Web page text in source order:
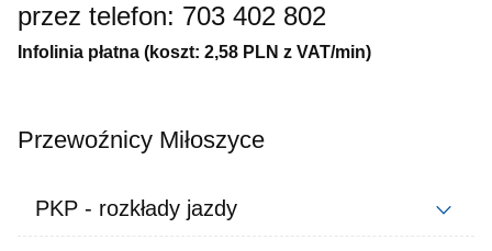
przez telefon: 703 402 802
Infolinia płatna (koszt: 2,58 PLN z VAT/min)
Przewoźnicy Miłoszyce
PKP - rozkłady jazdy